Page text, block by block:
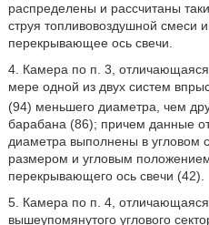
распределены и рассчитаны
струя топливовоздушной смеси
перекрывающее ось свечи.
4. Камера по п. 3,
мере одной из двух систем
(94) меньшего диаметра, чем
барабана (86); причем данные
диаметра выполнены в угловом
размером и угловым
перекрывающего ось свечи (42).
5. Камера по п. 4, отличающаяся
вышеупомянутого углового